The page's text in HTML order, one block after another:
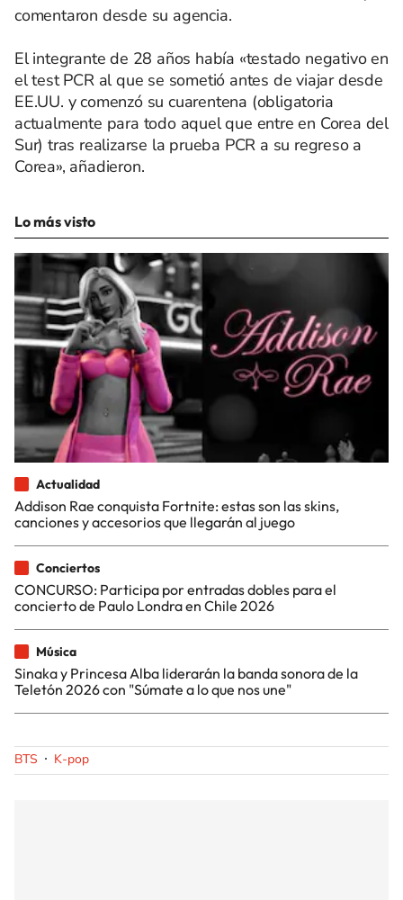
comentaron desde su agencia.
El integrante de 28 años había «testado negativo en
el test PCR al que se sometió antes de viajar desde
EE.UU. y comenzó su cuarentena (obligatoria
actualmente para todo aquel que entre en Corea del
Sur) tras realizarse la prueba PCR a su regreso a
Corea», añadieron.
Lo más visto
Actualidad
Addison Rae conquista Fortnite: estas son las skins,
canciones y accesorios que llegarán al juego
Conciertos
CONCURSO: Participa por entradas dobles para el
concierto de Paulo Londra en Chile 2026
Música
Sinaka y Princesa Alba liderarán la banda sonora de la
Teletón 2026 con "Súmate a lo que nos une"
BTS K-pop